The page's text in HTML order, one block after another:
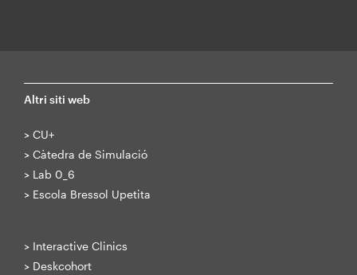
Altri siti web
> CU+
> Càtedra de Simulació
> Lab 0_6
> Escola Bressol Upetita
> Interactive Clinics
> Deskcohort